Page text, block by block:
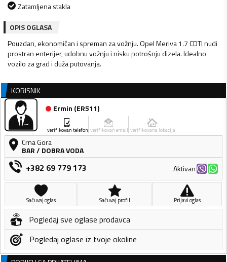
Zatamljena stakla
OPIS OGLASA
Pouzdan, ekonomičan i spreman za vožnju. Opel Meriva 1.7 CDTI nudi
prostran enterijer, udobnu vožnju i nisku potrošnju dizela. Idealno
vozilo za grad i duža putovanja.
KORISNIK
Ermin (ER511)
verifikovan telefon verifikovan email verifikovana lokacija
Crna Gora
BAR/ DOBRA VODA
+382 69 779 173 Aktivan
Sačuvaj oglas Sačuvaj profil Prijavi oglas
Pogledaj sve oglase prodavca
Pogledaj oglase iz tvoje okoline